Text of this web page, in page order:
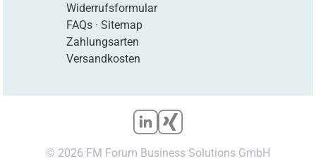
Widerrufsformular
FAQs· Sitemap
Zahlungsarten
Versandkosten
© 2026 FM Forum Business Solutions GmbH